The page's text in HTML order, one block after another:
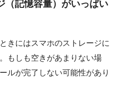
記憶容量）がいっぱい
きにはスマホのストレージに
もしも空きがあまりない場
ルが完了しない可能性があり